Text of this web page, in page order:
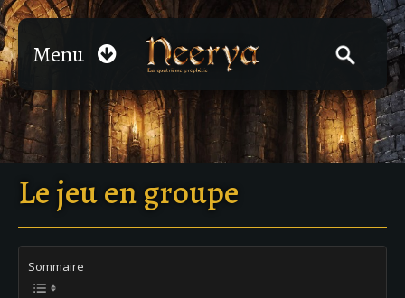
Menu
Le jeu en groupe
Sommaire